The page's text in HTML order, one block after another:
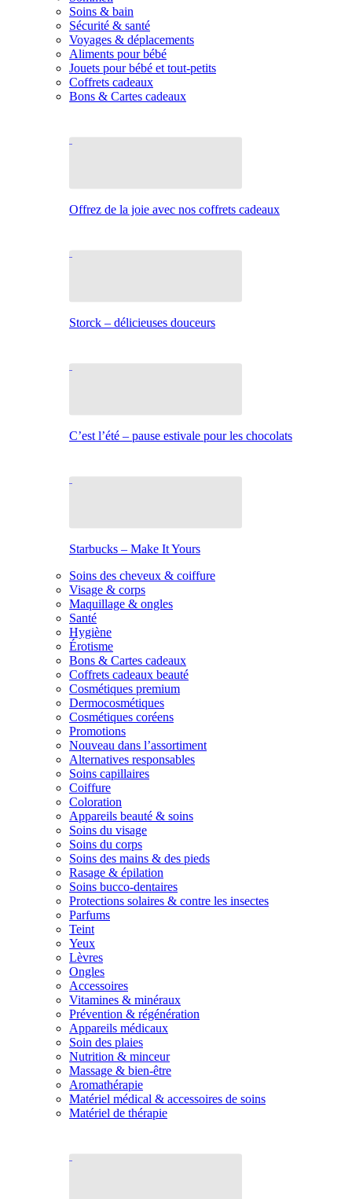
Soins & bain
Sécurité & santé
Voyages & déplacements
Aliments pour bébé
Jouets pour bébé et tout-petits
Coffrets cadeaux
Bons & Cartes cadeaux
Offrez de la joie avec nos coffrets cadeaux
Storck – délicieuses douceurs
C’est l’été – pause estivale pour les chocolats
Starbucks – Make It Yours
Soins des cheveux & coiffure
Visage & corps
Maquillage & ongles
Santé
Hygiène
Érotisme
Bons & Cartes cadeaux
Coffrets cadeaux beauté
Cosmétiques premium
Dermocosmétiques
Cosmétiques coréens
Promotions
Nouveau dans l’assortiment
Alternatives responsables
Soins capillaires
Coiffure
Coloration
Appareils beauté & soins
Soins du visage
Soins du corps
Soins des mains & des pieds
Rasage & épilation
Soins bucco-dentaires
Protections solaires & contre les insectes
Parfums
Teint
Yeux
Lèvres
Ongles
Accessoires
Vitamines & minéraux
Prévention & régénération
Appareils médicaux
Soin des plaies
Nutrition & minceur
Massage & bien-être
Aromathérapie
Matériel médical & accessoires de soins
Matériel de thérapie